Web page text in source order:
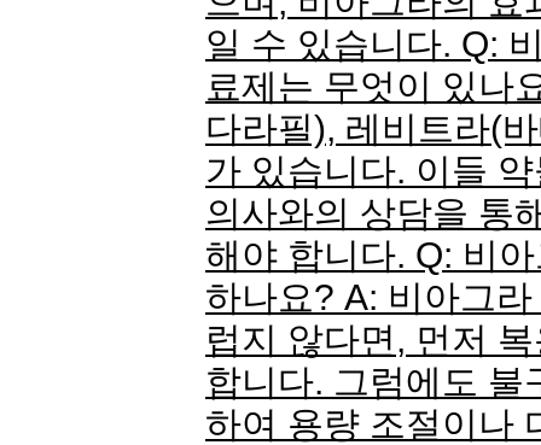
일 수 있습니다. Q:
료제는 무엇이 있나
다라필), 레비트라(
가 있습니다. 이들
의사와의 상담을 통
해야 합니다. Q: 비
하나요? A: 비아그
럽지 않다면, 먼저
합니다. 그럼에도 불
하여 용량 조절이나